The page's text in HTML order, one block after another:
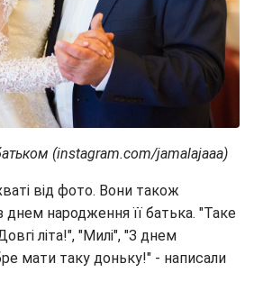
(instagram.com/jamalajaaa)
від фото. Вони також
днем народження її батька. "Таке
літа!", "Милі", "З днем
мати таку доньку!" - написали